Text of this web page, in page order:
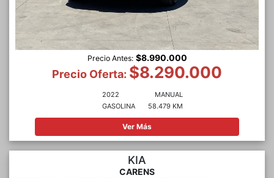
Precio Antes: $8.990.000
Precio Oferta: $8.290.000
2022
GASOLINA
MANUAL
58.479 KM
Ver Más
KIA
CARENS